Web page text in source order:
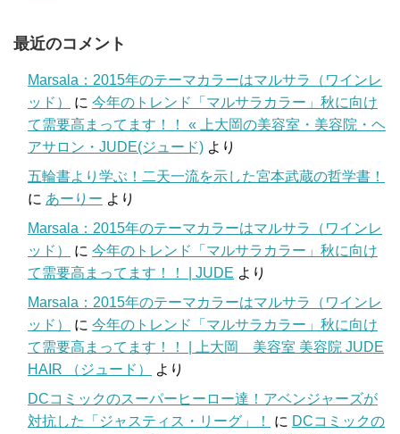
最近のコメント
Marsala：2015年のテーマカラーはマルサラ（ワインレ
ッド）
に 今年のトレンド「マルサラカラー」秋に向け
て需要高まってます！！ « 上大岡の美容室・美容院・ヘ
アサロン・JUDE(ジュード) より
五輪書より学ぶ！二天一流を示した宮本武蔵の哲学書！
に あーりー より
Marsala：2015年のテーマカラーはマルサラ（ワインレ
ッド）
に 今年のトレンド「マルサラカラー」秋に向け
て需要高まってます！！ | JUDE より
Marsala：2015年のテーマカラーはマルサラ（ワインレ
ッド）
に 今年のトレンド「マルサラカラー」秋に向け
て需要高まってます！！ | 上大岡 美容室 美容院 JUDE
HAIR （ジュード）
より
DCコミックのスーパーヒーロー達！アベンジャーズが
対抗した「ジャスティス・リーグ」！
に DCコミックの